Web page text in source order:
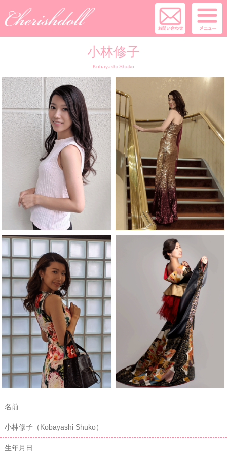
小林修子
Kobayashi Shuko
名前
小林修子（Kobayashi Shuko）
生年月日